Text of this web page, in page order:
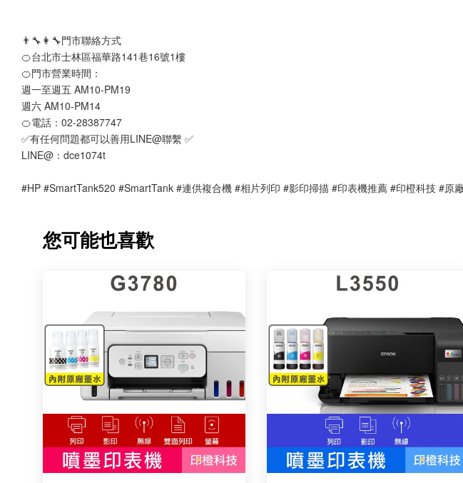
👨‍🔧👩‍🔧門市聯絡方式
🍊台北市士林區福華路141巷16號1樓
🍊門市營業時間：
週一至週五 AM10-PM19
週六 AM10-PM14
🍊電話：02-28387747
✅有任何問題都可以善用LINE@聯繫 ✅
LINE@：dce1074t
#HP #SmartTank520 #SmartTank #連供複合機 #相片列印 #影印掃描 #印表機推薦 #印橙科技 #原
您可能也喜歡